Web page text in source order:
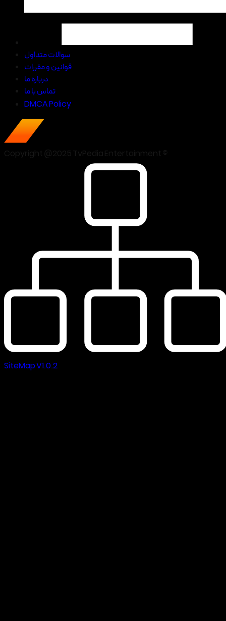
سوالات متداول
قوانین و مقررات
درباره ما
تماس با ما
DMCA Policy
SiteMap V1.0.2